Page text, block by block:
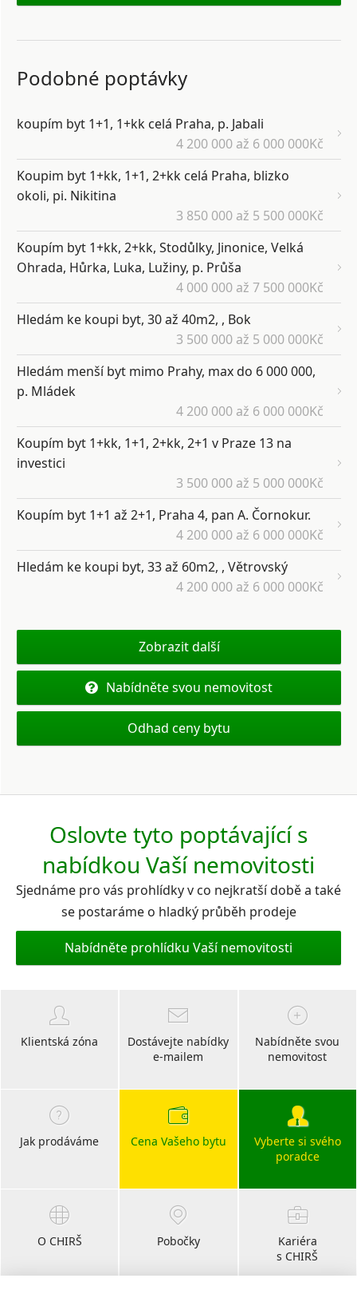
Podobné poptávky
koupím byt 1+1, 1+kk celá Praha, p. Jabali
4 200 000 až 6 000 000Kč
Koupim byt 1+kk, 1+1, 2+kk celá Praha, blizko
okoli, pi. Nikitina
3 850 000 až 5 500 000Kč
Koupím byt 1+kk, 2+kk, Stodůlky, Jinonice, Velká
Ohrada, Hůrka, Luka, Lužiny, p. Průša
4 000 000 až 7 500 000Kč
Hledám ke koupi byt, 30 až 40m2, , Bok
3 500 000 až 5 000 000Kč
Hledám menší byt mimo Prahy, max do 6 000 000,
p. Mládek
4 200 000 až 6 000 000Kč
Koupím byt 1+kk, 1+1, 2+kk, 2+1 v Praze 13 na
investici
3 500 000 až 5 000 000Kč
Koupím byt 1+1 až 2+1, Praha 4, pan A. Čornokur.
4 200 000 až 6 000 000Kč
Hledám ke koupi byt, 33 až 60m2, , Větrovský
4 200 000 až 6 000 000Kč
Zobrazit další
Nabídněte svou nemovitost
Odhad ceny bytu
Oslovte tyto poptávající s
nabídkou Vaší nemovitosti
Sjednáme pro vás prohlídky v co nejkratší době a také
se postaráme o hladký průběh prodeje
Nabídněte prohlídku Vaší nemovitosti
Klientská zóna
Dostávejte nabídky
e-mailem
Nabídněte svou
nemovitost
Jak prodáváme Cena Vašeho bytu
Vyberte si svého
poradce
O CHIRŠ Pobočky
Kariéra
s CHIRŠ